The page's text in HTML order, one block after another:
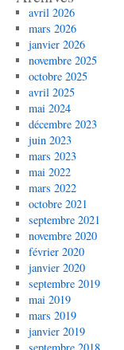
avril 2026
mars 2026
janvier 2026
novembre 2025
octobre 2025
avril 2025
mai 2024
décembre 2023
juin 2023
mars 2023
mai 2022
mars 2022
octobre 2021
septembre 2021
novembre 2020
février 2020
janvier 2020
septembre 2019
mai 2019
mars 2019
janvier 2019